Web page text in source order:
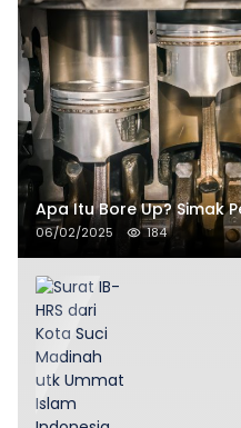
Apa Itu Bore Up? Simak
06/02/2025 184